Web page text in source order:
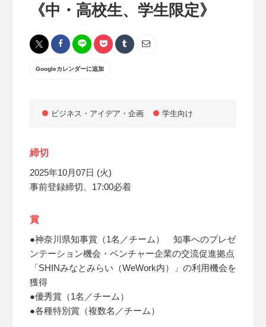
《中・高校生、学生限定》
Googleカレンダーに追加
ビジネス・アイデア・企画 学生向け
締切
2025年10月07日 (火)
事前登録締切、17:00必着
賞
●神奈川県知事賞（1名／チーム） 知事へのプレゼ
ンテーション機会・ベンチャー企業の交流促進拠点
「SHINみなとみらい（WeWork内）」の利用機会を
獲得
●優秀賞（1名／チーム）
●各種特別賞（複数名／チーム）